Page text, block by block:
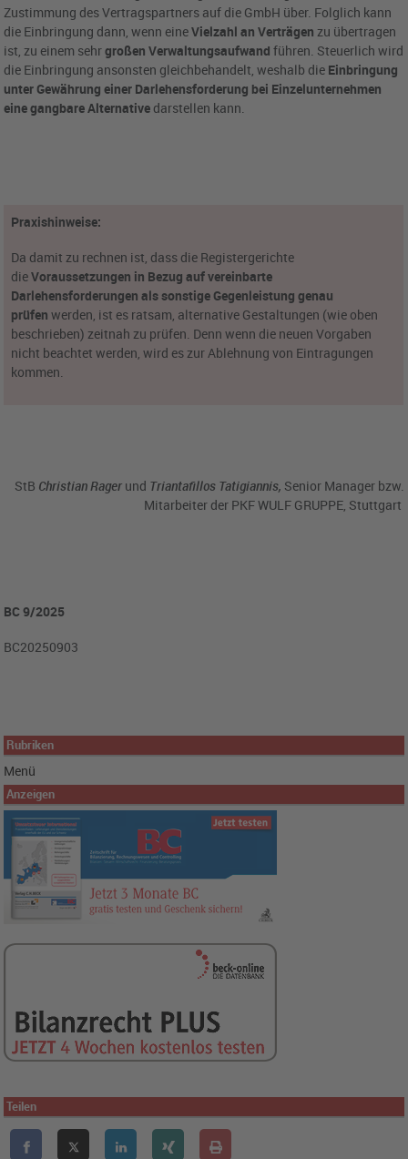
Zustimmung des Vertragspartners auf die GmbH über. Folglich kann
die Einbringung dann, wenn eineVielzahl an Verträgen zu übertragen
ist, zu einem sehrgroßen Verwaltungsaufwand führen. Steuerlich wird
die Einbringung ansonsten gleichbehandelt, weshalb die Einbringung
unter Gewährung einer Darlehensforderung bei Einzelunternehmen
eine gangbare Alternative darstellen kann.
Praxishinweise:
Da damit zu rechnen ist, dass die Registergerichte
dieVoraussetzungen in Bezug auf vereinbarte
Darlehensforderungen als sonstige Gegenleistung genau
prüfen werden, ist es ratsam, alternative Gestaltungen (wie oben
beschrieben) zeitnah zu prüfen. Denn wenn die neuen Vorgaben
nicht beachtet werden, wird es zur Ablehnung von Eintragungen
kommen.
StB Christian Rager und Triantafillos Tatigiannis, Senior Manager bzw.
Mitarbeiter der PKF WULF GRUPPE, Stuttgart
BC 9/2025
BC20250903
Rubriken
Menü
Anzeigen
Teilen